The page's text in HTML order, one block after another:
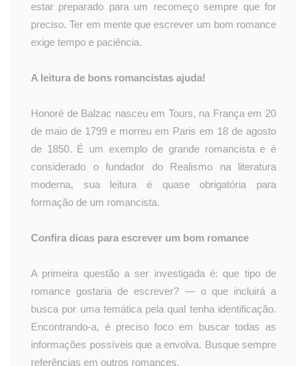
estar preparado para um recomeço sempre que for
preciso. Ter em mente que escrever um bom romance
exige tempo e paciência.
A leitura de bons romancistas ajuda!
Honoré de Balzac nasceu em Tours, na França em 20
de maio de 1799 e morreu em Paris em 18 de agosto
de 1850. É um exemplo de grande romancista e é
considerado o fundador do Realismo na literatura
moderna, sua leitura é quase obrigatória para
formação de um romancista.
Confira dicas para escrever um bom romance
A primeira questão a ser investigada é: que tipo de
romance gostaria de escrever? — o que incluirá a
busca por uma temática pela qual tenha identificação.
Encontrando-a, é preciso foco em buscar todas as
informações possíveis que a envolva. Busque sempre
referências em outros romances.